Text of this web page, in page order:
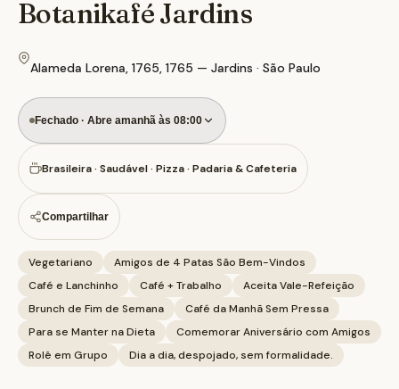
Botanikafé Jardins
Alameda Lorena, 1765, 1765 — Jardins · São Paulo
Fechado · Abre amanhã às 08:00
Brasileira · Saudável · Pizza · Padaria & Cafeteria
Compartilhar
Vegetariano
Amigos de 4 Patas São Bem-Vindos
Café e Lanchinho
Café + Trabalho
Aceita Vale-Refeição
Brunch de Fim de Semana
Café da Manhã Sem Pressa
Para se Manter na Dieta
Comemorar Aniversário com Amigos
Rolê em Grupo
Dia a dia, despojado, sem formalidade.